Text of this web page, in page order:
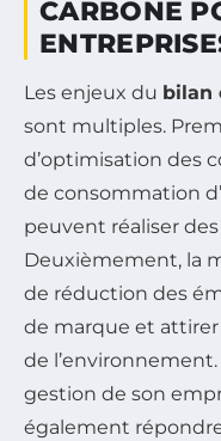
CARBONE
Les enjeux du bilan
sont multiples.
d’optimisation des
de consommation
peuvent réaliser
Deuxièmement, la
de réduction des
de marque et
de
gestion de son
également